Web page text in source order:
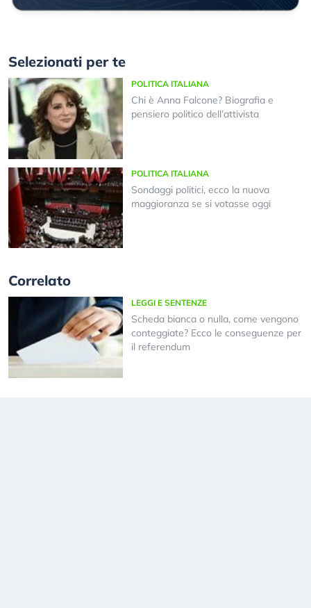
Selezionati per te
POLITICA ITALIANA
Chi è Anna Falcone? Biografia e
pensiero politico dell’attivista
POLITICA ITALIANA
Sondaggi politici, ecco la nuova
maggioranza se si votasse oggi
Correlato
LEGGI E SENTENZE
Scheda bianca o nulla, come vengono
conteggiate? Ecco le conseguenze per
il referendum